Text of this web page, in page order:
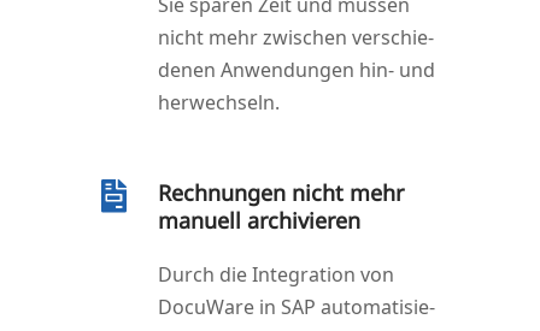
nicht mehr zwi­schen ver­schie­
de­nen Anwen­dun­gen hin- und
herwechseln.

Rechnungen nicht mehr
manuell archivieren
Durch die Inte­gra­ti­on von
Docu­Wa­re in SAP auto­ma­ti­sie­